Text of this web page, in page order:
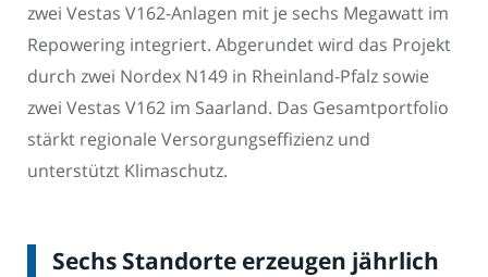
zwei Vestas V162-Anlagen mit je sechs Megawatt im
Repowering integriert. Abgerundet wird das Projekt
durch zwei Nordex N149 in Rheinland-Pfalz sowie
zwei Vestas V162 im Saarland. Das Gesamtportfolio
stärkt regionale Versorgungseffizienz und
unterstützt Klimaschutz.
Sechs Standorte erzeugen jährlich